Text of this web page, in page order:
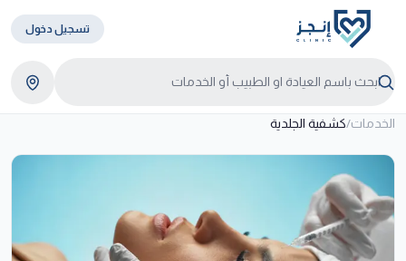
تسجيل دخول
الخدمات/كشفية الجلدية